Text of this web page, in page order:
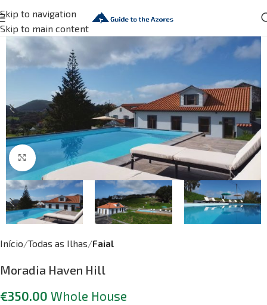
Skip to navigation
Skip to main content
Click to enlarge
Início Todas as Ilhas Faial
Moradia Haven Hill
€350.00 Whole House